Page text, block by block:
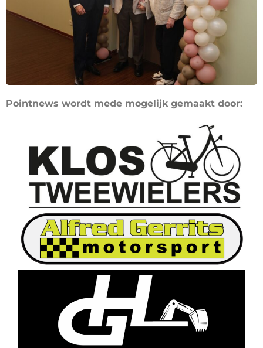
Pointnews wordt mede mogelijk gemaakt door: